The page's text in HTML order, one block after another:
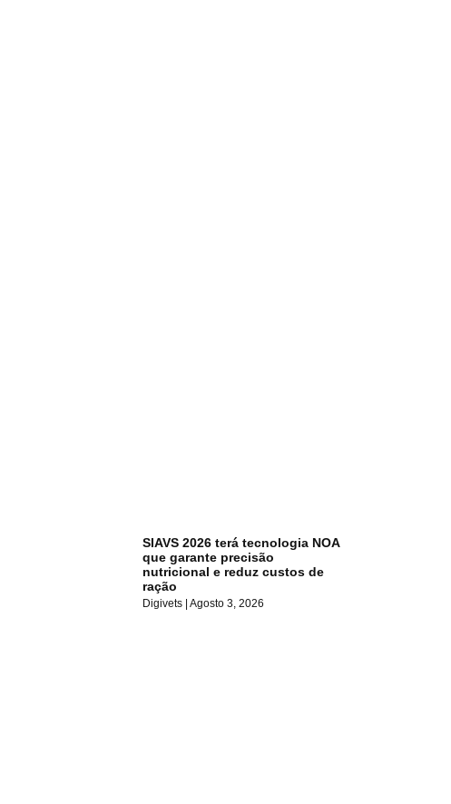
SIAVS 2026 terá tecnologia NOA
que garante precisão
nutricional e reduz custos de
ração
Digivets Agosto 3, 2026